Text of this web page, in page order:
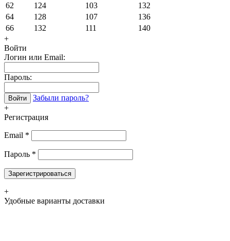
62
124 103
132
64
128 107
136
66
132 111
140
+
Войти
Логин или Email:
Пароль:
Войти
Забыли пароль?
+
Регистрация
Email *
Пароль *
Зарегистрироваться
+
Удобные варианты доставки